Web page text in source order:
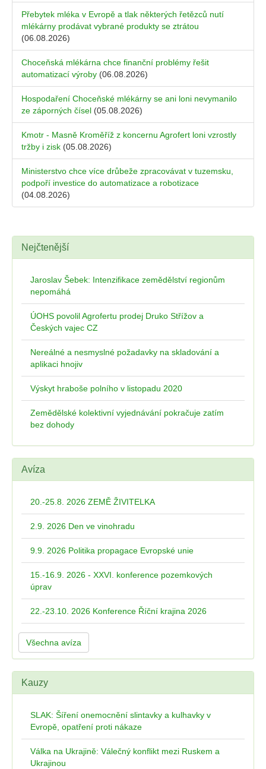
Přebytek mléka v Evropě a tlak některých řetězců nutí
mlékárny prodávat vybrané produkty se ztrátou
(06.08.2026)
Choceňská mlékárna chce finanční problémy řešit
automatizací výroby (06.08.2026)
Hospodaření Choceňské mlékárny se ani loni nevymanilo
ze záporných čísel (05.08.2026)
Kmotr - Masně Kroměříž z koncernu Agrofert loni vzrostly
tržby i zisk (05.08.2026)
Ministerstvo chce více drůbeže zpracovávat v tuzemsku,
podpoří investice do automatizace a robotizace
(04.08.2026)
Nejčtenější
Jaroslav Šebek: Intenzifikace zemědělství regionům
nepomáhá
ÚOHS povolil Agrofertu prodej Druko Střížov a
Českých vajec CZ
Nereálné a nesmyslné požadavky na skladování a
aplikaci hnojiv
Výskyt hraboše polního v listopadu 2020
Zemědělské kolektivní vyjednávání pokračuje zatím
bez dohody
Avíza
20.-25.8. 2026 ZEMĚ ŽIVITELKA
2.9. 2026 Den ve vinohradu
9.9. 2026 Politika propagace Evropské unie
15.-16.9. 2026 - XXVI. konference pozemkových
úprav
22.-23.10. 2026 Konference Říční krajina 2026
Všechna avíza
Kauzy
SLAK: Šíření onemocnění slintavky a kulhavky v
Evropě, opatření proti nákaze
Válka na Ukrajině: Válečný konflikt mezi Ruskem a
Ukrajinou